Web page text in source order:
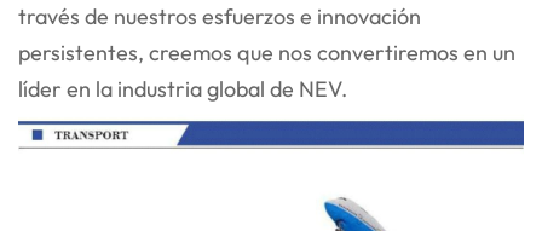
través de nuestros esfuerzos e innovación
persistentes, creemos que nos convertiremos en un
líder en la industria global de NEV.